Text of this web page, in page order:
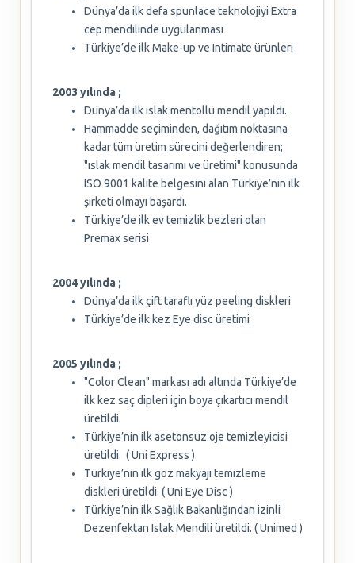
Dünya’da ilk defa spunlace teknolojiyi Extra
cep mendilinde uygulanması
Türkiye’de ilk Make-up ve Intimate ürünleri
2003 yılında ;
Dünya’da ilk ıslak mentollü mendil yapıldı.
Hammadde seçiminden, dağıtım noktasına
kadar tüm üretim sürecini değerlendiren;
"ıslak mendil tasarımı ve üretimi" konusunda
ISO 9001 kalite belgesini alan Türkiye’nin ilk
şirketi olmayı başardı.
Türkiye’de ilk ev temizlik bezleri olan
Premax serisi
2004 yılında ;
Dünya’da ilk çift taraflı yüz peeling diskleri
Türkiye’de ilk kez Eye disc üretimi
2005 yılında ;
"Color Clean" markası adı altında Türkiye’de
ilk kez saç dipleri için boya çıkartıcı mendil
üretildi.
Türkiye’nin ilk asetonsuz oje temizleyicisi
üretildi. ( Uni Express )
Türkiye’nin ilk göz makyajı temizleme
diskleri üretildi. ( Uni Eye Disc )
Türkiye’nin ilk Sağlık Bakanlığından izinli
Dezenfektan Islak Mendili üretildi. ( Unimed )